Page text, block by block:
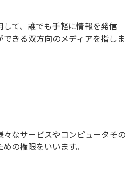
て、誰でも手軽に情報を発信
きる双方向のメディアを指しま
なサービスやコンピュータその
の権限をいいます。